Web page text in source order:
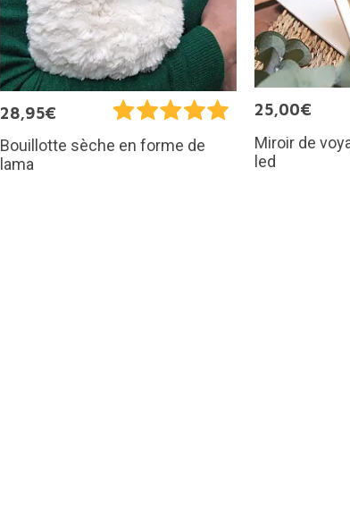
28,95€
Bouillotte sèche en forme de
lama
25,00€
Miroir de
led